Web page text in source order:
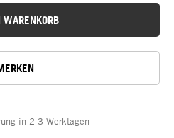
WARENKORB
in 2-3 Werktagen